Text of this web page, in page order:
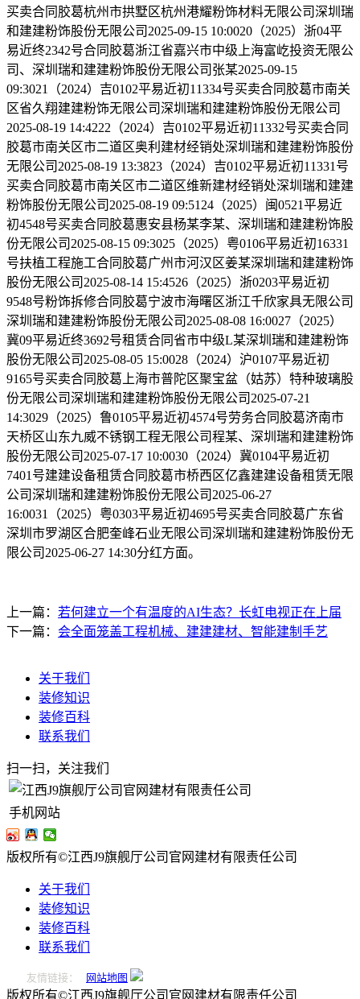
买卖合同胶葛杭州市拱墅区杭州港耀粉饰材料无限公司深圳瑞
和建建粉饰股份无限公司2025-09-15 10:0020（2025）浙04平
易近终2342号合同胶葛浙江省嘉兴市中级上海富屹投资无限公
司、深圳瑞和建建粉饰股份无限公司张某2025-09-15
09:3021（2024）吉0102平易近初11334号买卖合同胶葛市南关
区省久翔建建粉饰无限公司深圳瑞和建建粉饰股份无限公司
2025-08-19 14:4222（2024）吉0102平易近初11332号买卖合同
胶葛市南关区市二道区奥利建材经销处深圳瑞和建建粉饰股份
无限公司2025-08-19 13:3823（2024）吉0102平易近初11331号
买卖合同胶葛市南关区市二道区维新建材经销处深圳瑞和建建
粉饰股份无限公司2025-08-19 09:5124（2025）闽0521平易近
初4548号买卖合同胶葛惠安县杨某李某、深圳瑞和建建粉饰股
份无限公司2025-08-15 09:3025（2025）粤0106平易近初16331
号扶植工程施工合同胶葛广州市河汉区姜某深圳瑞和建建粉饰
股份无限公司2025-08-14 15:4526（2025）浙0203平易近初
9548号粉饰拆修合同胶葛宁波市海曙区浙江千欣家具无限公司
深圳瑞和建建粉饰股份无限公司2025-08-08 16:0027（2025）
冀09平易近终3692号租赁合同省市中级L某深圳瑞和建建粉饰
股份无限公司2025-08-05 15:0028（2024）沪0107平易近初
9165号买卖合同胶葛上海市普陀区聚宝盆（姑苏）特种玻璃股
份无限公司深圳瑞和建建粉饰股份无限公司2025-07-21
14:3029（2025）鲁0105平易近初4574号劳务合同胶葛济南市
天桥区山东九威不锈钢工程无限公司程某、深圳瑞和建建粉饰
股份无限公司2025-07-17 10:0030（2024）冀0104平易近初
7401号建建设备租赁合同胶葛市桥西区亿鑫建建设备租赁无限
公司深圳瑞和建建粉饰股份无限公司2025-06-27
16:0031（2025）粤0303平易近初4695号买卖合同胶葛广东省
深圳市罗湖区合肥奎峰石业无限公司深圳瑞和建建粉饰股份无
限公司2025-06-27 14:30分红方面。
上一篇： 若何建立一个有温度的AI生态？长虹电视正在上届
下一篇： 会全面笼盖工程机械、建建建材、智能建制手艺
关于我们
装修知识
装修百科
联系我们
扫一扫，关注我们
手机网站
版权所有©江西J9旗舰厅公司官网建材有限责任公司
关于我们
装修知识
装修百科
联系我们
友情链接： 网站地图
版权所有©江西J9旗舰厅公司官网建材有限责任公司